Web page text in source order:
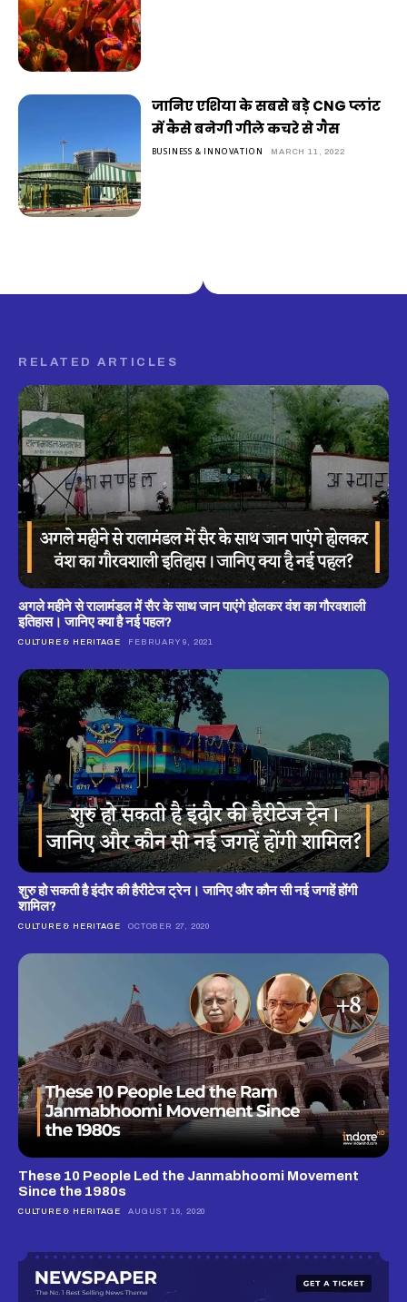
जानिए एशिया के सबसे बड़े CNG प्लांट
में कैसे बनेगी गीले कचरे से गैस
BUSINESS & INNOVATION MARCH 11, 2022
RELATED ARTICLES
अगले महीने से रालामंडल में सैर के साथ जान पाएंगे होलकर वंश का गौरवशाली
इतिहास। जानिए क्या है नई पहल?
CULTURE & HERITAGE FEBRUARY 9, 2021
शुरु हो सकती है इंदौर की हैरीटेज ट्रेन। जानिए और कौन सी नई जगहें होंगी
शामिल?
CULTURE & HERITAGE OCTOBER 27, 2020
These 10 People Led the Janmabhoomi Movement
Since the 1980s
CULTURE & HERITAGE AUGUST 16, 2020